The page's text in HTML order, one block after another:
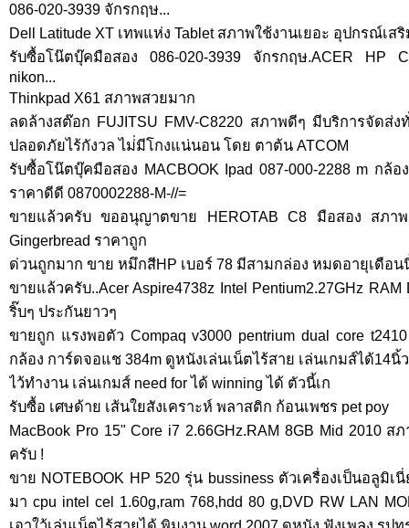
086-020-3939 จักรกฤษ...
Dell Latitude XT เทพแห่ง Tablet สภาพใช้งานเยอะ อุปกรณ์เส
รับซื้อโน๊ตบุ๊คมือสอง 086-020-3939 จักรกฤษ.ACER HP
nikon...
Thinkpad X61 สภาพสวยมาก
ลดล้างสต๊อก FUJITSU FMV-C8220 สภาพดีๆ มีบริการจัดส่ง
ปลอดภัยไร้กังวล ไม่่มีโกงแน่นอน โดย ตาต้น ATCOM
รับซื้อโน๊ตบุ๊คมือสอง MACBOOK Ipad 087-000-2288 m กล้อ
ราคาดีดี 0870002288-M-//=
ขายแล้วครับ ขออนุญาตขาย HEROTAB C8 มือสอง สภา
Gingerbread ราคาถูก
ด่วนถูกมาก ขาย หมึกสีHP เบอร์ 78 มีสามกล่อง หมดอายุเดือ
ขายแล้วครับ..Acer Aspire4738z Intel Pentium2.27GHz
ริ๊บๆ ประกันยาวๆ
ขายถูก แรงพอตัว Compaq v3000 pentrium dual core
กล้อง การ์ดจอแช 384m ดูหนังเล่นเน็ตไร้สาย เล่นเกมส์ได้14นิ้
ไว้ทำงาน เล่นเกมส์ need for ได้ winning ได้ ตัวนี้เก
รับซื้อ เศษด้าย เส้นใยสังเคราะห์ พลาสติก ก้อนเพชร pet poy
MacBook Pro 15" Core i7 2.66GHz.RAM 8GB Mid 2010
ครับ !
ขาย NOTEBOOK HP 520 รุ่น bussiness ตัวเครื่องเป็นอลูมิ
มา cpu intel cel 1.60g,ram 768,hdd 80 g,DVD RW LAN